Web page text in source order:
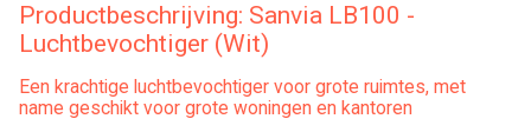
Productbeschrijving: Sanvia LB100 -
Luchtbevochtiger (Wit)
Een krachtige luchtbevochtiger voor grote ruimtes, met
name geschikt voor grote woningen en kantoren